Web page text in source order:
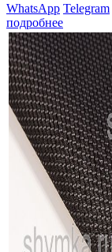
WhatsApp Telegram
подробнее